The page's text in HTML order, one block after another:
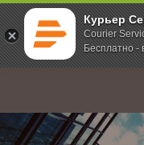
Курьер
Courier
Бесплатно -
; Главная О компании